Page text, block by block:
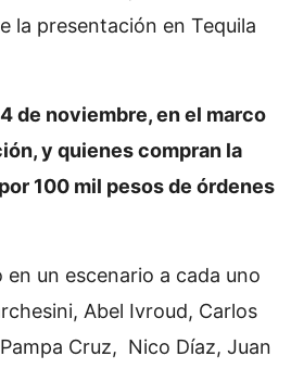
la presentación en Tequila
de noviembre, en el marco
y quienes compran la
100 mil pesos de órdenes
en un escenario a cada uno
Abel Ivroud, Carlos
Cruz, Nico Díaz, Juan